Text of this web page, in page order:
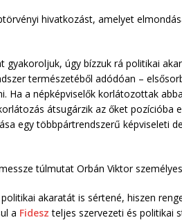
hivatkozást, amelyet
gyakoroljuk, úgy bízzuk rá politikai
természetéből adódóan –
Ha a népképviselők korlátozottak
átsugárzik az őket pozícióba
egy többpártrendszerű képviseleti
túlmutat Orbán Viktor
akaratát is sértené, hiszen
a Fidesz teljes szervezeti és politikai